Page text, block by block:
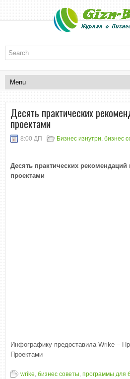
Десять практических
проектами
8:00 ДП Бизнес изнутри, бизнес
Десять практических
проектами
Инфографику предоставила Wrike –
Проектами
wrike, бизнес советы, программы для